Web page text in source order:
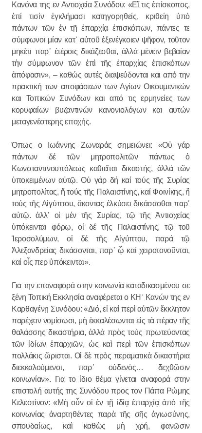
Κανόνα της εν Αντιοχεία Συνόδου: «Εἴ τις ἐπίσκοπος,
ἐπί τισίν ἐγκλήμασι κατηγορηθείς, κριθείη ὑπὸ
πάντων τῶν ἐν τῇ ἐπαρχίᾳ ἐπισκόπων, πάντες τε
σύμφωνοι μίαν κατ᾽ αὐτοῦ ἐξενέγκοιεν ψῆφον, τοῦτον
μηκέτι παρ᾽ ἑτέροις δικάζεσθαι, ἀλλὰ μένειν βεβαίαν
τὴν σύμφωνον τῶν ἐπὶ τῆς ἐπαρχίας ἐπισκόπων
ἀπόφασιν», – καθώς αυτές διαψεύδονται και από την
πρακτική των αποφάσεων των Αγίων Οικουμενικών
και Τοπικών Συνόδων και από τις ερμηνείες των
κορυφαίων βυζαντινών κανονιολόγων και αυτών
μεταγενέστερης εποχής.
Όπως ο Ιωάννης Ζωναράς σημειώνει: «Οὐ γάρ
πάντων δέ τῶν μητροπολιτῶν πάντως ὁ
Κωνσταντινουπόλεως καθιεῖται δικαστής, ἀλλά τῶν
ὑποκειμένων αὐτῷ. Οὐ γάρ δή καί τούς τῆς Συρίας
μητροπολίτας, ἤ τούς τῆς Παλαιστίνης, καί Φοινίκης, ἤ
τούς τῆς Αἰγύπτου, ἄκοντας ἑλκύσει δικάσασθαι παρ᾿
αὐτῷ. ἀλλ᾿ οἱ μέν τῆς Συρίας, τῷ τῆς Ἀντιοχείας
ὑπόκεινται φόρῳ, οἱ δέ τῆς Παλαιστίνης, τῷ τοῦ
Ἱεροσολύμων, οἱ δέ τῆς Αἰγύπτου, παρά τῷ
Ἀλεξανδρείας δικάσονται, παρ᾿ ᾧ καί χειροτονοῦνται,
καί οἷς περ ὑπόκεινται».
Για την επαναφορά στην κοινωνία καταδικασμένου σε
ξένη Τοπική Εκκλησία αναφέρεται ο ΚΗ´ Κανών της εν
Καρθαγένῃ Συνόδου: «Διό, εἰ καὶ περὶ αὐτῶν ἔκκλητον
παρέχειν νομίσωσι, μὴ ἐκκαλέσωνται εἰς τὰ πέραν τῆς
θαλάσσης δικαστήρια, ἀλλὰ πρὸς τοὺς πρωτεύοντας
τῶν ἰδίων ἐπαρχιῶν, ὡς καὶ περὶ τῶν ἐπισκόπων
πολλάκις ὥρισται. Οἱ δὲ πρὸς περαματικὰ δικαστήρια
διεκκαλούμενοι, παρ᾽ οὐδενὸς… δεχθῶσιν
κοινωνίαν». Για το ίδιο θέμα γίνεται αναφορά στην
επιστολή αυτής της Συνόδου προς τον Πάπα Ρώμης
Κελεστίνον: «Μὴ οὖν οἱ ἐν τῇ ἰδίᾳ ἐπαρχίᾳ ἀπὸ τῆς
κοινωνίας ἀναρτηθέντες παρὰ τῆς σῆς ἁγιωσύνης,
σπουδαίως, καὶ καθὼς μὴ χρή, φανῶσιν